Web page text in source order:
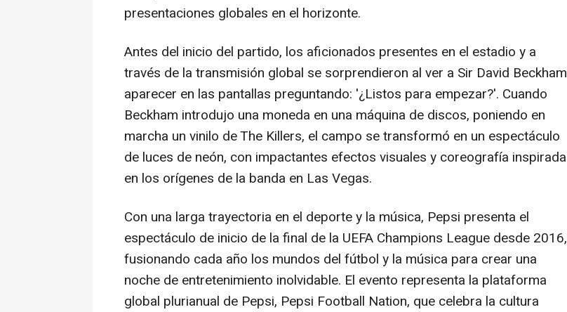
presentaciones globales en el horizonte.
Antes del inicio del partido, los aficionados presentes en el estadio y a
través de la transmisión global se sorprendieron al ver a Sir David Beckham
aparecer en las pantallas preguntando: '¿Listos para empezar?'. Cuando
Beckham introdujo una moneda en una máquina de discos, poniendo en
marcha un vinilo de The Killers, el campo se transformó en un espectáculo
de luces de neón, con impactantes efectos visuales y coreografía inspirada
en los orígenes de la banda en Las Vegas.
Con una larga trayectoria en el deporte y la música, Pepsi presenta el
espectáculo de inicio de la final de la UEFA Champions League desde 2016,
fusionando cada año los mundos del fútbol y la música para crear una
noche de entretenimiento inolvidable. El evento representa la plataforma
global plurianual de Pepsi, Pepsi Football Nation, que celebra la cultura